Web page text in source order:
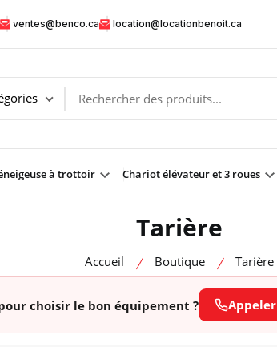
ventes@benco.ca location@locationbenoit.ca
à trottoir Chariot élévateur et 3 roues
Tarière
Accueil Boutique Tarière
choisir le bon équipement ? Appeler